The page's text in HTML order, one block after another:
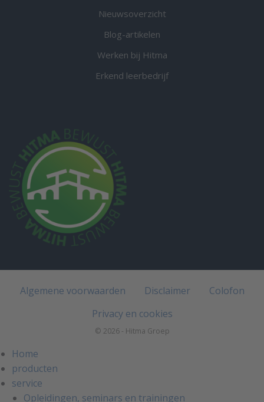
Nieuwsoverzicht
Blog-artikelen
Werken bij Hitma
Erkend leerbedrijf
Algemene voorwaarden Disclaimer
Colofon
Privacy en cookies
© 2026 - Hitma Groep
Home
producten
service
Opleidingen, seminars en trainingen